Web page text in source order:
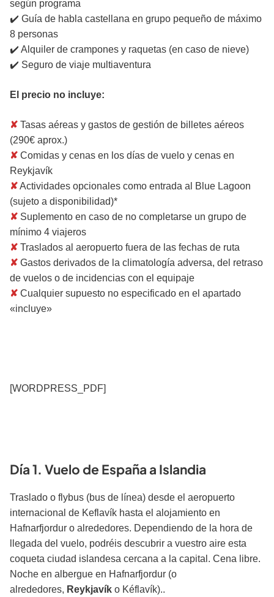
según programa
✔️ Guía de habla castellana en grupo pequeño de máximo
8 personas
✔️ Alquiler de crampones y raquetas (en caso de nieve)
✔️ Seguro de viaje multiaventura
El precio no incluye:
✘ Tasas aéreas y gastos de gestión de billetes aéreos
(290€ aprox.)
✘ Comidas y cenas en los días de vuelo y cenas en
Reykjavík
✘Actividades opcionales como entrada al Blue Lagoon
(sujeto a disponibilidad)*
✘ Suplemento en caso de no completarse un grupo de
mínimo 4 viajeros
✘ Traslados al aeropuerto fuera de las fechas de ruta
✘ Gastos derivados de la climatología adversa, del retraso
de vuelos o de incidencias con el equipaje
✘ Cualquier supuesto no especificado en el apartado
«incluye»
[WORDPRESS_PDF]
Día 1. Vuelo de España a Islandia
Traslado o flybus (bus de línea) desde el aeropuerto
internacional de Keflavík hasta el alojamiento en
Hafnarfjordur o alrededores. Dependiendo de la hora de
llegada del vuelo, podréis descubrir a vuestro aire esta
coqueta ciudad islandesa cercana a la capital. Cena libre.
Noche en albergue en Hafnarfjordur (o
alrededores, Reykjavík o Kéflavík)..